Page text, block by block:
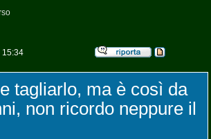
15:34
tagliarlo, ma è così da
non ricordo neppure il